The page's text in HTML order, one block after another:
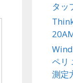
タッ
ペリ
測定